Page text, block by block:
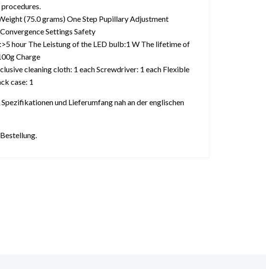
(75.0 grams) One Step Pupillary Adjustment
Settings Safety
hour The Leistung of the LED bulb:1 W The lifetime of
Charge
cleaning cloth: 1 each Screwdriver: 1 each Flexible
case: 1
und Lieferumfang nah an der englischen